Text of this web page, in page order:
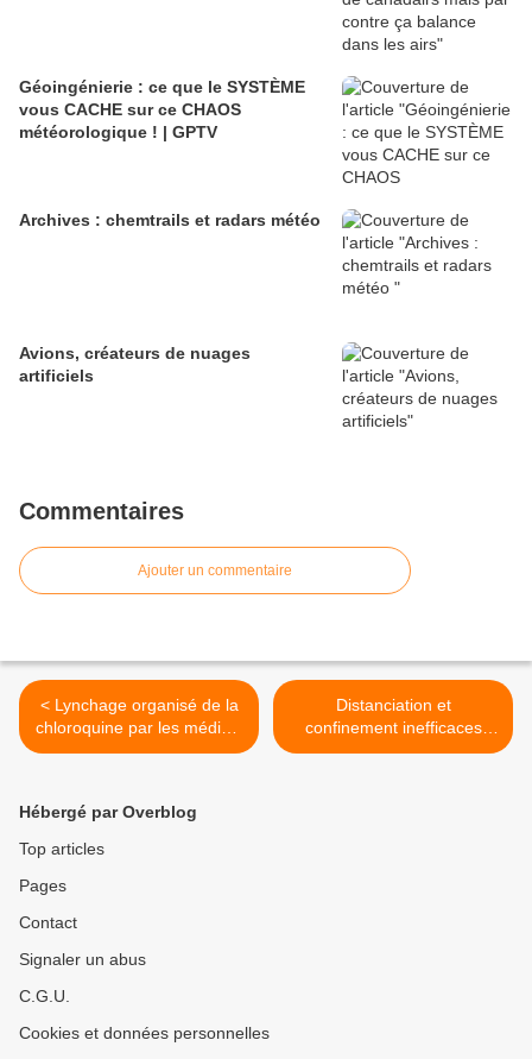
Géoingénierie : ce que le SYSTÈME
vous CACHE sur ce CHAOS
météorologique ! | GPTV
Archives : chemtrails et radars météo
Avions, créateurs de nuages
artificiels
Commentaires
Ajouter un commentaire
< Lynchage organisé de la
chloroquine par les médias,
basé sur une étude aux
Distanciation et
confinement inefficaces
selon une étude de l'OMS
Hébergé par Overblog
Top articles
Pages
Contact
Signaler un abus
C.G.U.
Cookies et données personnelles